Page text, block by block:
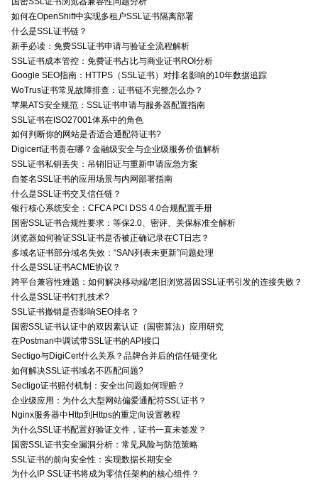
如何在OpenShift中实现多租户SSL证书隔离部署
什么是SSL证书链？
新手必读：免费SSL证书申请与验证全流程解析
SSL证书成本管控：免费证书占比与商业证书ROI分析
Google SEO指南：HTTPS（SSL证书）对排名影响的10年数据追踪
WoTrus证书常见故障排查：证书链不完整怎么办？
苹果ATS安全规范：SSL证书申请与服务器配置指南
SSL证书在ISO27001体系中的角色
如何判断你的网站是否适合通配符证书?
Digicert证书贵在哪？金融级安全与企业级服务价值解析
SSL证书私钥丢失：吊销旧证与重新申请应急方案
自签名SSL证书的应用场景与内网部署指南
什么是SSL证书交叉信任链？
银行核心系统安全：CFCA PCI DSS 4.0合规配置手册
国密SSL证书合规性要求：等保2.0、密评、关保标准全解析
浏览器如何验证SSL证书是否被正确记录在CT日志？
多域名证书部分域名失效：“SAN列表未更新”问题处理
什么是SSL证书ACME协议？
跨平台兼容性难题：如何解决移动端/老旧浏览器因SSL证书引发的连接失败？
什么是SSL证书钉扎技术?
SSL证书撤销是否影响SEO排名？
国密SSL证书认证中的双因素认证（国密算法）应用研究
在Postman中调试带SSL证书的API接口
Sectigo与DigiCert什么关系？品牌合并后的信任链变化
如何解决SSL证书域名不匹配问题?
Sectigo证书赔付机制：安全出问题如何理赔？
企业级应用：为什么大型网站偏爱通配符SSL证书？
Nginx服务器中Http到Https的重定向设置教程
为什么SSL证书配置好验证文件，证书一直未签发？
国密SSL证书安全漏洞分析：常见风险与防范策略
SSL证书的前向安全性：实现数据长期安全
为什么IP SSL证书将成为零信任架构的核心组件？